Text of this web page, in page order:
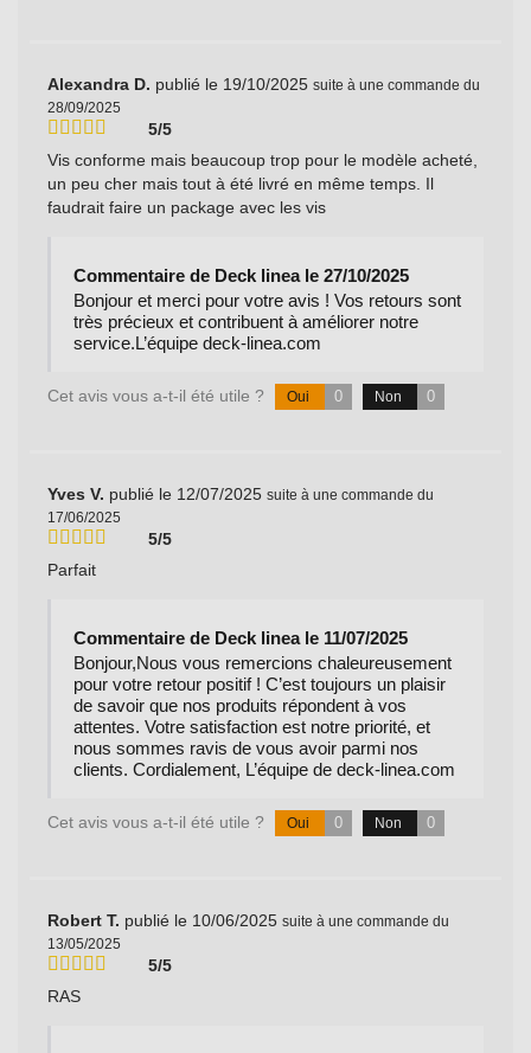
Alexandra D. publié le 19/10/2025 suite à une commande du
28/09/2025
5/5
Vis conforme mais beaucoup trop pour le modèle acheté,
un peu cher mais tout à été livré en même temps. Il
faudrait faire un package avec les vis
Commentaire de Deck linea le 27/10/2025
Bonjour et merci pour votre avis ! Vos retours sont
très précieux et contribuent à améliorer notre
service.L’équipe deck-linea.com
Cet avis vous a-t-il été utile ? Oui 0 Non 0
Yves V. publié le 12/07/2025 suite à une commande du
17/06/2025
5/5
Parfait
Commentaire de Deck linea le 11/07/2025
Bonjour,Nous vous remercions chaleureusement
pour votre retour positif ! C’est toujours un plaisir
de savoir que nos produits répondent à vos
attentes. Votre satisfaction est notre priorité, et
nous sommes ravis de vous avoir parmi nos
clients. Cordialement, L’équipe de deck-linea.com
Cet avis vous a-t-il été utile ? Oui 0 Non 0
Robert T. publié le 10/06/2025 suite à une commande du
13/05/2025
5/5
RAS